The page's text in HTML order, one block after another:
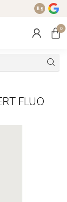
Dé
8.5
0
FLUO